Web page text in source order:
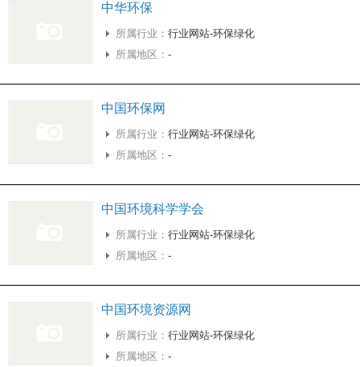
中华环保
所属行业： 行业网站-环保绿化
所属地区： -
中国环保网
所属行业： 行业网站-环保绿化
所属地区： -
中国环境科学学会
所属行业： 行业网站-环保绿化
所属地区： -
中国环境资源网
所属行业： 行业网站-环保绿化
所属地区： -